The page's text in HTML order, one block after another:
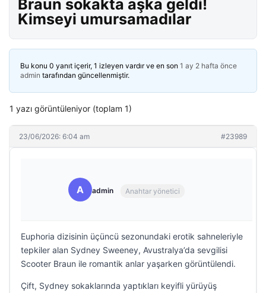
Braun sokakta aşka geldi!
Kimseyi umursamadılar
Bu konu 0 yanıt içerir, 1 izleyen vardır ve en son 1 ay 2 hafta önce
admin tarafından güncellenmiştir.
1 yazı görüntüleniyor (toplam 1)
23/06/2026: 6:04 am #23989
A admin Anahtar yönetici
Euphoria dizisinin üçüncü sezonundaki erotik sahneleriyle
tepkiler alan Sydney Sweeney, Avustralya’da sevgilisi
Scooter Braun ile romantik anlar yaşarken görüntülendi.
Çift, Sydney sokaklarında yaptıkları keyifli yürüyüş